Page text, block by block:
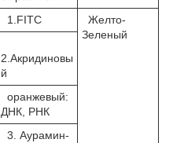
1.FITC
Желто-
Зеленый
2.Акридиновы
й
оранжевый:
ДНК, РНК
3. Аурамин-